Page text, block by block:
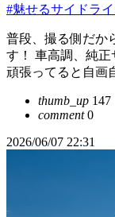
#魅せるサイドラ
普段、撮る側だか
す！ 車高調、純
頑張ってると自画
thumb_up 147
comment0
2026/06/07 22:31